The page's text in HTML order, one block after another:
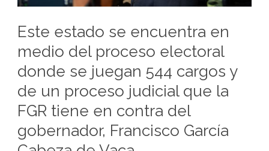
Este estado se encuentra en
medio del proceso electoral
donde se juegan 544 cargos y
de un proceso judicial que la
FGR tiene en contra del
gobernador, Francisco García